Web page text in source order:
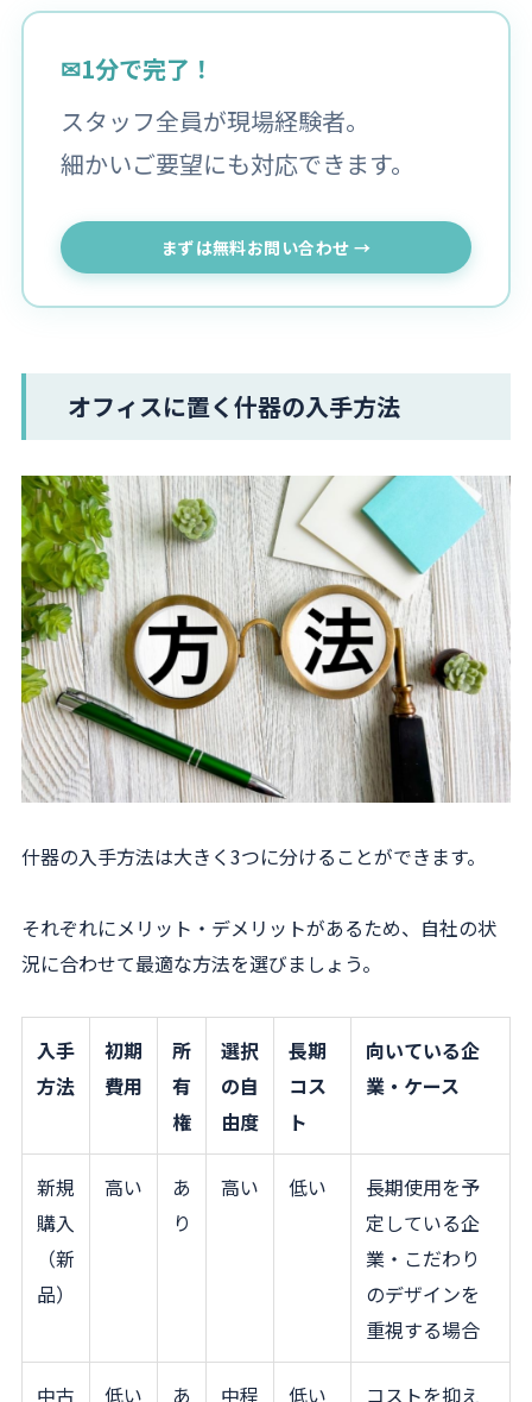
✉1分で完了！
スタッフ全員が現場経験者。
細かいご要望にも対応できます。
まずは無料お問い合わせ →
オフィスに置く什器の入手方法
什器の入手方法は大きく3つに分けることができます。
それぞれにメリット・デメリットがあるため、自社の状
況に合わせて最適な方法を選びましょう。
入手
方法
初期
費用
所
有
権
選択
の自
由度
長期
コス
ト
向いている企
業・ケース
新規
購入
（新
品）
高い
あ
り
高い 低い
長期使用を予
定している企
業・こだわり
のデザインを
重視する場合
中古 低い あ 中程 低い コストを抑え